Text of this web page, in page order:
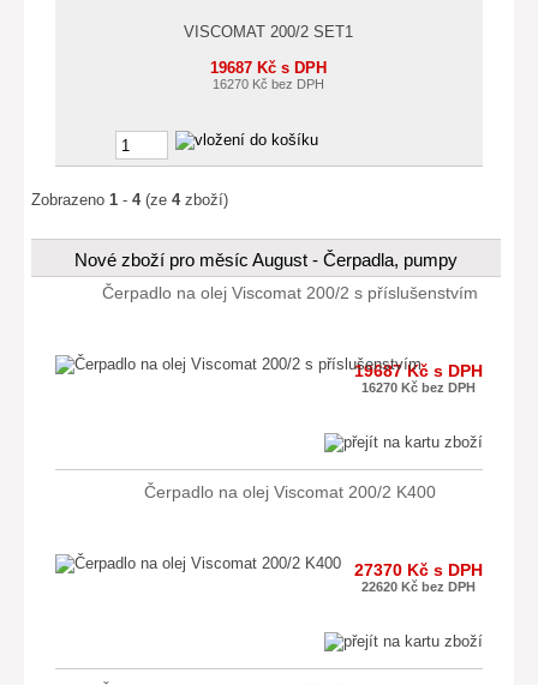
VISCOMAT 200/2 SET1
19687 Kč s DPH
16270 Kč bez DPH
Zobrazeno1 -4(ze4zboží)
Nové zboží pro měsíc August - Čerpadla, pumpy
Čerpadlo na olej Viscomat 200/2 s příslušenstvím
19687 Kč s DPH
16270 Kč bez DPH
Čerpadlo na olej Viscomat 200/2 K400
27370 Kč s DPH
22620 Kč bez DPH